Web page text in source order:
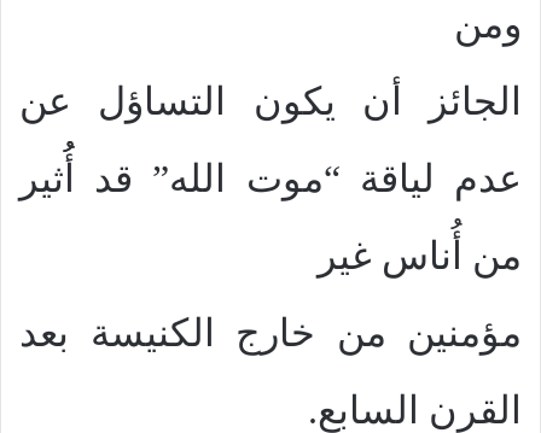
ومن
الجائز أن يكون التساؤل عن
عدم لياقة “موت الله” قد أُُثير
من أُناس غير
مؤمنين من خارج الكنيسة بعد
القرن السابع.